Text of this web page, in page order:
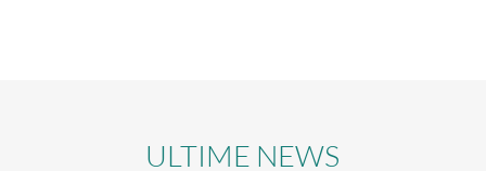
ULTIME NEWS